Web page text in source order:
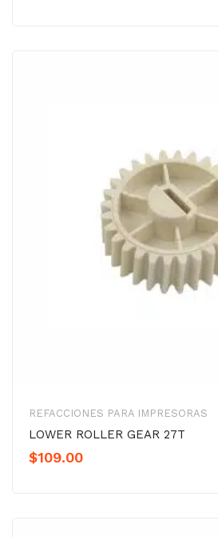
REFACCIONES PARA IMPRESORAS
LOWER ROLLER GEAR 27T
$109.00